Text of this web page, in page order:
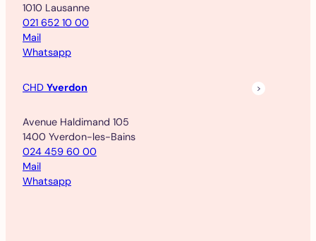
1010 Lausanne
021 652 10 00
Mail
Whatsapp
CHD Yverdon
Avenue Haldimand 105
1400 Yverdon-les-Bains
024 459 60 00
Mail
Whatsapp